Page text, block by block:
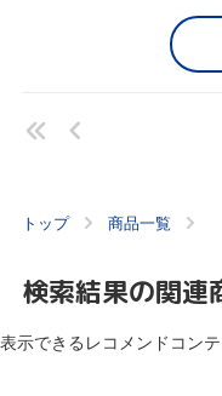
トップ 商品一覧
検索結果の関連
表示できるレコメンドコン